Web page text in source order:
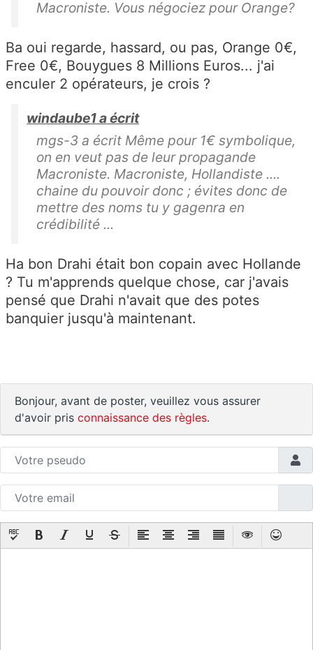
Macroniste. Vous négociez pour Orange?
Ba oui regarde, hassard, ou pas, Orange 0€,
Free 0€, Bouygues 8 Millions Euros... j'ai
enculer 2 opérateurs, je crois ?
windaube1 a écrit
mgs-3 a écrit Même pour 1€ symbolique,
on en veut pas de leur propagande
Macroniste. Macroniste, Hollandiste ....
chaine du pouvoir donc ; évites donc de
mettre des noms tu y gagenra en
crédibilité ...
Ha bon Drahi était bon copain avec Hollande
? Tu m'apprends quelque chose, car j'avais
pensé que Drahi n'avait que des potes
banquier jusqu'à maintenant.
Bonjour, avant de poster, veuillez vous assurer
d'avoir pris connaissance des règles.